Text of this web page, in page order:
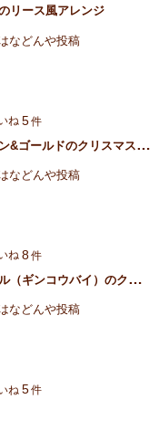
リース風アレンジ
などんや投稿
ね 5
などんや投稿
ね 8
マ
ートル（ギンコウバイ）のクリスマスツリー
などんや投稿
ね 5